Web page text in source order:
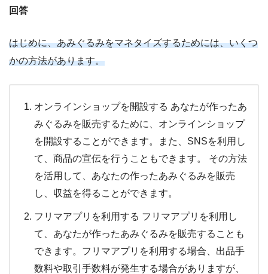
回答
はじめに、あみぐるみをマネタイズするためには、いくつ
かの方法があります。
オンラインショップを開設する あなたが作ったあ
みぐるみを販売するために、オンラインショップ
を開設することができます。また、SNSを利用し
て、商品の宣伝を行うこともできます。 その方法
を活用して、あなたの作ったあみぐるみを販売
し、収益を得ることができます。
フリマアプリを利用する フリマアプリを利用し
て、あなたが作ったあみぐるみを販売することも
できます。フリマアプリを利用する場合、出品手
数料や取引手数料が発生する場合がありますが、